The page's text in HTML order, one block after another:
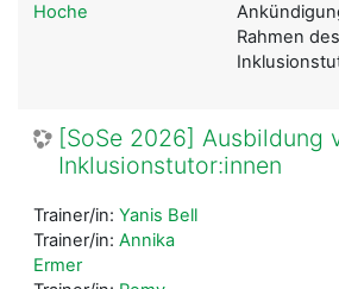
Rahmen des
Hoche
[SoSe 2026] Ausbildung
Inklusionstutor:innen
Trainer/in: Yanis Bell
Trainer/in: Annika
Ermer